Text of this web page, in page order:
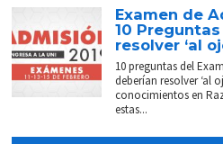
Examen de
10
resolver ‘al
10 preguntas del
deberían resolver ‘al
conocimientos en
estas...